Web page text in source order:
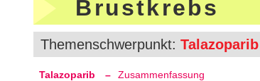
Brustkrebs
Themenschwerpunkt: Talazoparib
Talazoparib – Zusammenfassung